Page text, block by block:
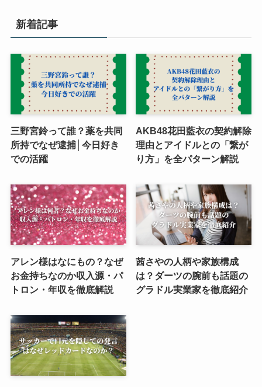
新着記事
三野宮鈴って誰？薬を共同
所持でなぜ逮捕│今日好き
での活躍
AKB48花田藍衣の契約解除
理由とアイドルとの「繋が
り方」を全パターン解説
アレン様はなにもの？なぜ
お金持ちなのか収入源・パ
トロン・年収を徹底解説
茜さやの人柄や家族構成
は？ダーツの腕前も話題の
グラドル実業家を徹底紹介